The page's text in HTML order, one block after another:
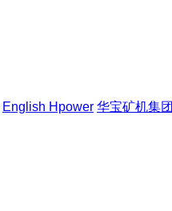
English Hpower 华宝矿机集团